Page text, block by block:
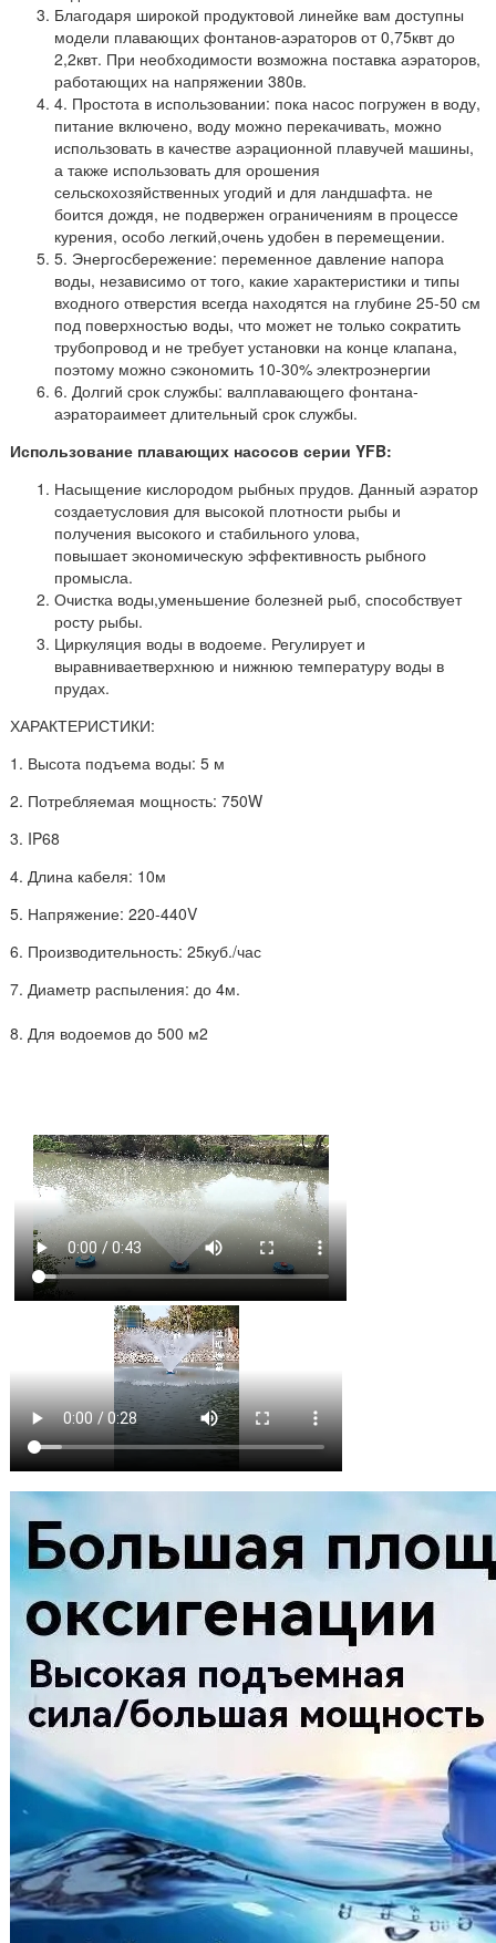
Благодаря широкой продуктовой линейке вам доступны
модели плавающих фонтанов-аэраторов от 0,75квт до
2,2квт. При необходимости возможна поставка аэраторов,
работающих на напряжении 380в.
4. Простота в использовании: пока насос погружен в воду,
питание включено, воду можно перекачивать, можно
использовать в качестве аэрационной плавучей машины,
а также использовать для орошения
сельскохозяйственных угодий и для ландшафта. не
боится дождя, не подвержен ограничениям в процессе
курения, особо легкий,очень удобен в перемещении.
5. Энергосбережение: переменное давление напора
воды, независимо от того, какие характеристики и типы
входного отверстия всегда находятся на глубине 25-50 см
под поверхностью воды, что может не только сократить
трубопровод и не требует установки на конце клапана,
поэтому можно сэкономить 10-30% электроэнергии
6. Долгий срок службы: валплавающего фонтана-
аэратораимеет длительный срок службы.
Использование плавающих насосов серии YFB:
Насыщение кислородом рыбных прудов. Данный аэратор
создаетусловия для высокой плотности рыбы и
получения высокого и стабильного улова,
повышает экономическую эффективность рыбного
промысла.
Очистка воды,уменьшение болезней рыб, способствует
росту рыбы.
Циркуляция воды в водоеме. Регулирует и
выравниваетверхнюю и нижнюю температуру воды в
прудах.
ХАРАКТЕРИСТИКИ:
1. Высота подъема воды: 5 м
2. Потребляемая мощность: 750W
3. IP68
4. Длина кабеля: 10м
5. Напряжение: 220-440V
6. Производительность: 25куб./час
7. Диаметр распыления: до 4м.
8. Для водоемов до 500 м2